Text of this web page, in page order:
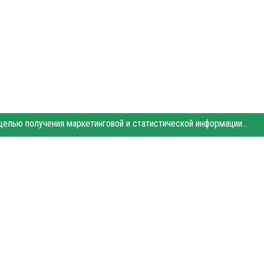
Этот сайт использует «cookies». Также сайт использует интернет-сервис для сбора технических данных касательно посетителей с целью получения маркетинговой и статистической информации. Условия обработки данных посетителей сайта см.